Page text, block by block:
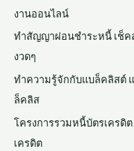
งานออนไลน์
ทำสัญญาผ่อนชำระหนี้ เช็
งวดๆ
ทำความรู้จักกับแบล็คลิสต์
ล็คลิส
โครงการรวมหนี้บัตรเครดิ
เครดิต